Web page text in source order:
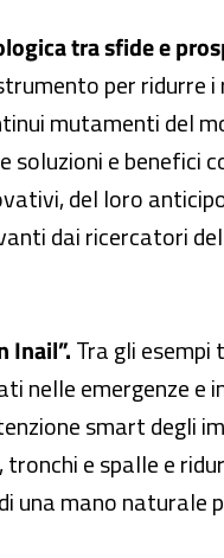
tra sfide e
per ridurre
mutamenti del
soluzioni e benefici
del loro
dai ricercatori
Inail”.Tra gli
nelle emergenze
smart degli
e spalle e
una mano naturale